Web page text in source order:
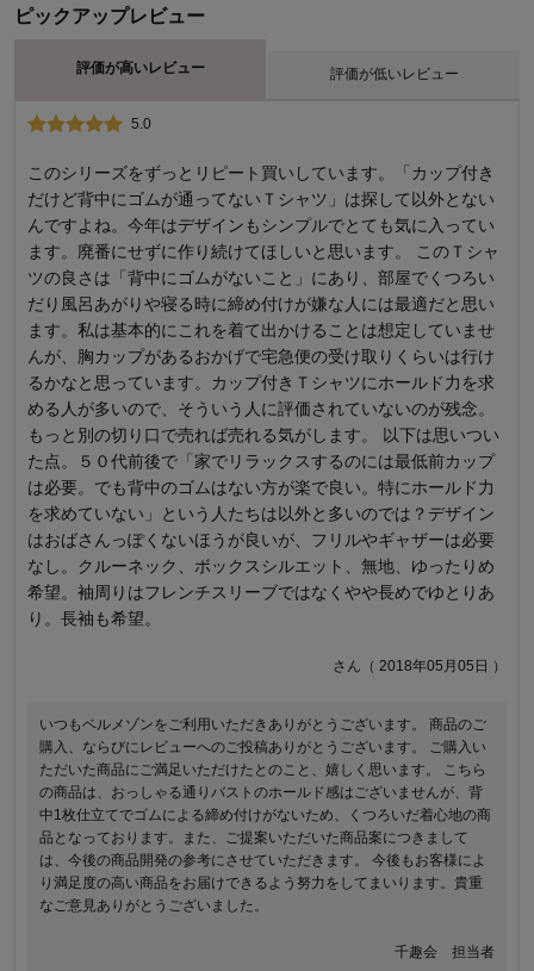
ピックアップレビュー
評価が高いレビュー 評価が低いレビュー
5.0
このシリーズをずっとリピート買いしています。「カップ付き
だけど背中にゴムが通ってないＴシャツ」は探して以外とない
んですよね。今年はデザインもシンプルでとても気に入ってい
ます。廃番にせずに作り続けてほしいと思います。 このＴシャ
ツの良さは「背中にゴムがないこと」にあり、部屋でくつろい
だり風呂あがりや寝る時に締め付けが嫌な人には最適だと思い
ます。私は基本的にこれを着て出かけることは想定していませ
んが、胸カップがあるおかげで宅急便の受け取りくらいは行け
るかなと思っています。カップ付きＴシャツにホールド力を求
める人が多いので、そういう人に評価されていないのが残念。
もっと別の切り口で売れば売れる気がします。 以下は思いつい
た点。５０代前後で「家でリラックスするのには最低前カップ
は必要。でも背中のゴムはない方が楽で良い。特にホールド力
を求めていない」という人たちは以外と多いのでは？デザイン
はおばさんっぽくないほうが良いが、フリルやギャザーは必要
なし。クルーネック、ボックスシルエット、無地、ゆったりめ
希望。袖周りはフレンチスリーブではなくやや長めでゆとりあ
り。長袖も希望。
さん（ 2018年05月05日 ）
いつもベルメゾンをご利用いただきありがとうございます。 商品のご
購入、ならびにレビューへのご投稿ありがとうございます。 ご購入い
ただいた商品にご満足いただけたとのこと、嬉しく思います。 こちら
の商品は、おっしゃる通りバストのホールド感はございませんが、背
中1枚仕立てでゴムによる締め付けがないため、くつろいだ着心地の商
品となっております。また、ご提案いただいた商品案につきまして
は、今後の商品開発の参考にさせていただきます。 今後もお客様によ
り満足度の高い商品をお届けできるよう努力をしてまいります。貴重
なご意見ありがとうございました。
千趣会 担当者
1.0
白でも透けないというレビューがあったので購入しましたが、
透けます。前はパットの肌色が、後ろは普通に背中(肌)が透けて
下着を付けていない事が分かるため、これ一枚ではゴミ出しす
ら無理なレベルです。背中側にゴムがないので締めつけ感がな
い点はいいと思いますが、前のアンダー部分(ゴム？)がフラット
ではなく肌当たりがかなり気になります。あとはカップの位置
が他のメーカーに比べるとだいぶ下目です。個人差もあると思
うので合う人には合うかもしれませんが。
購入者さん（ 2022年05月18日 ）
21人が参考になりました